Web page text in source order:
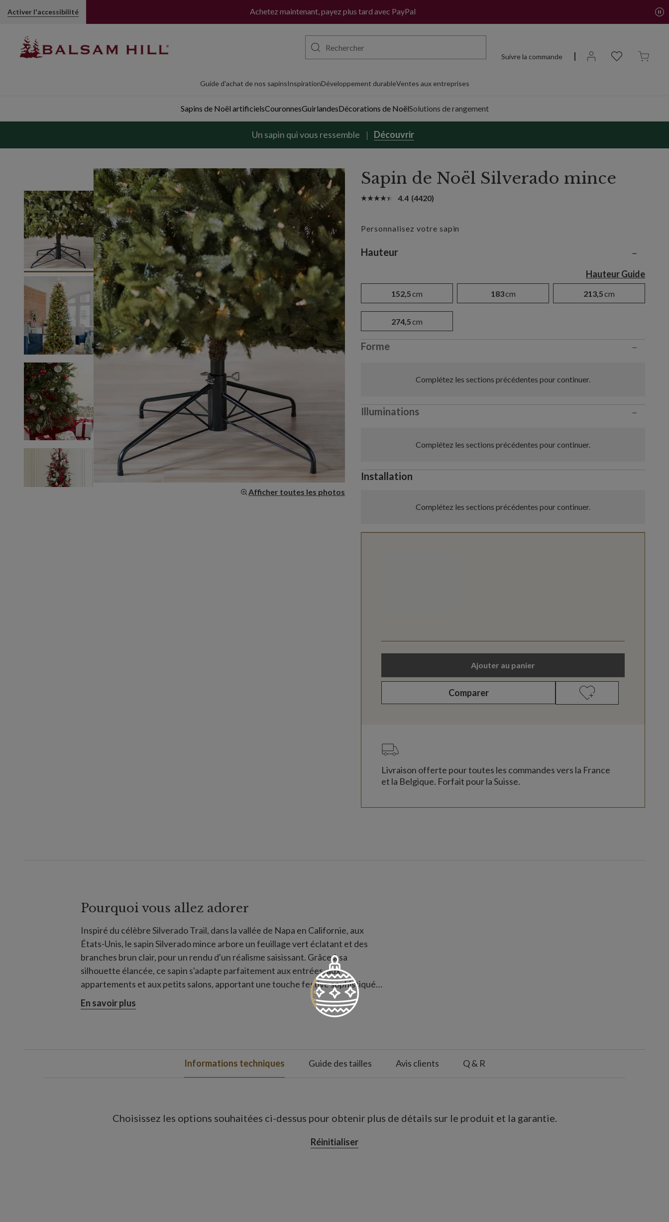
Activer l'accessibilité Achetez maintenant, payez plus tard avec PayPal
Suivre la commande
Guide d'achat de nos sapinsInspirationDéveloppement durableVentes aux entreprises
Sapins de Noël artificielsCouronnesGuirlandesDécorations de NoëlSolutions de rangement
Un sapin qui vous ressemble Découvrir
Afficher toutes les photos
Sapin de Noël Silverado mince
4.4 (4420)
Personnalisez votre sapin
Variant selection
Hauteur −
Hauteur Guide
152,5cm 183cm 213,5cm
274,5cm
Forme −
Complétez les sections précédentes pour continuer.
Illuminations −
Complétez les sections précédentes pour continuer.
Installation
Complétez les sections précédentes pour continuer.
Ajouter au panier
Comparer
Livraison offerte pour toutes les commandes vers la France
et la Belgique. Forfait pour la Suisse.
Pourquoi vous allez adorer
Inspiré du célèbre Silverado Trail, dans la vallée de Napa en Californie, aux
États-Unis, le sapin Silverado mince arbore un feuillage vert éclatant et des
branches brun clair, pour un rendu d'un réalisme saisissant. Grâce à sa
silhouette élancée, ce sapin s'adapte parfaitement aux entrées, aux
appartements et aux petits salons, apportant une touche festive sophistiquée
sans occuper trop d'espace au sol.
En savoir plus
Informations techniques Guide des tailles Avis clients Q & R
Choisissez les options souhaitées ci-dessus pour obtenir plus de détails sur le produit et la garantie.
Réinitialiser